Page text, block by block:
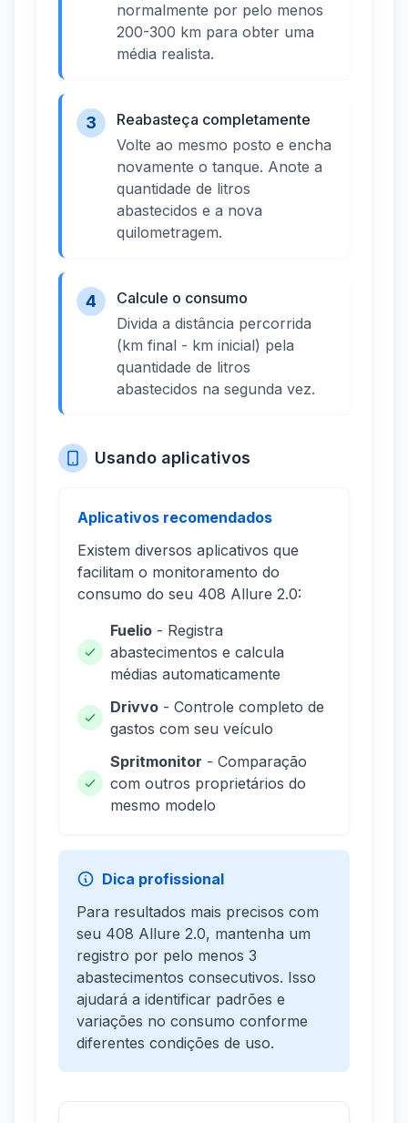
normalmente por pelo menos
200-300 km para obter uma
média realista.
3
Reabasteça completamente
Volte ao mesmo posto e encha
novamente o tanque. Anote a
quantidade de litros
abastecidos e a nova
quilometragem.
4
Calcule o consumo
Divida a distância percorrida
(km final - km inicial) pela
quantidade de litros
abastecidos na segunda vez.
Usando aplicativos
Aplicativos recomendados
Existem diversos aplicativos que
facilitam o monitoramento do
consumo do seu 408 Allure 2.0:
Fuelio - Registra
abastecimentos e calcula
médias automaticamente
Drivvo - Controle completo de
gastos com seu veículo
Spritmonitor - Comparação
com outros proprietários do
mesmo modelo
Dica profissional
Para resultados mais precisos com
seu 408 Allure 2.0, mantenha um
registro por pelo menos 3
abastecimentos consecutivos. Isso
ajudará a identificar padrões e
variações no consumo conforme
diferentes condições de uso.